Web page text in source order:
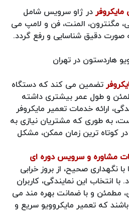
در ژاو سرویس شامل
مگنترون، المنت، فن و لامپ می
دقیق شناسایی و رفع گردد.
تضمین می کند که دستگاه
و طول عمر بیشتری داشته
ارائه خدمات تعمیر مایکروفر
به طوری که مشتریان نیازی به
کوتاه ترین زمان ممکن، مشکل
مشاوره و سرویس دوره ای
با نگهداری صحیح، از بروز خرابی
انتخاب این نمایندگی، کاربران
مطمئن و با ضمانت بهره مند می
که تعمیر مایکروویو سریع و